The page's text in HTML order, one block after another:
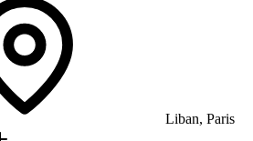
Liban, Paris